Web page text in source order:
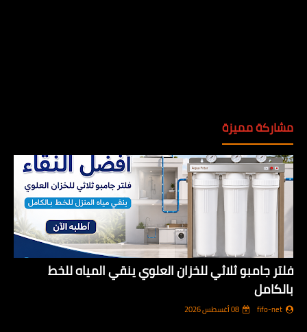
مشاركة مميزة
فلتر جامبو ثلاثي للخزان العلوي ينقي المياه للخط
بالكامل
fifo-net 08 أغسطس 2026